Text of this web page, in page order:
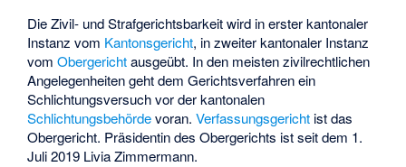
Die Zivil- und Strafgerichtsbarkeit wird in erster kantonaler
Instanz vom Kantonsgericht, in zweiter kantonaler Instanz
vomObergerichtausgeübt. In den meisten zivilrechtlichen
Angelegenheiten geht dem Gerichtsverfahren ein
Schlichtungsversuch vor der kantonalen
Schlichtungsbehördevoran.Verfassungsgericht ist das
Obergericht. Präsidentin des Obergerichts ist seit dem 1.
Juli 2019 Livia Zimmermann.